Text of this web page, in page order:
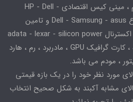
استوک و لپ تاپ دست دوم ، مینی کیس اقتصادی HP - Dell -
Lenovo ، مانیتور های متنوع Dell - Samsung - asus و تامین
کننده قطعاتی همچون هارد اکسترنال adata - lexar - silicon power
- ، سی پی یو CPU پردازنده ، کارت گرافیک GPU ، مادربرد ، رم ، هارد
، مودم می باشد.
مورد نظر خود را در یک بازه قیمتی
مشابه آکبند به شکل صحیح انتخاب